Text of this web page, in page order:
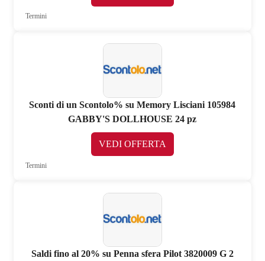
Termini
Sconti di un Scontolo% su Memory Lisciani 105984
GABBY'S DOLLHOUSE 24 pz
VEDI OFFERTA
Termini
Saldi fino al 20% su Penna sfera Pilot 3820009 G 2